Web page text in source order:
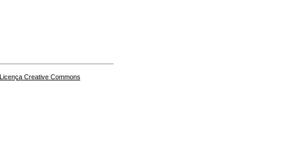
Licença Creative Commons